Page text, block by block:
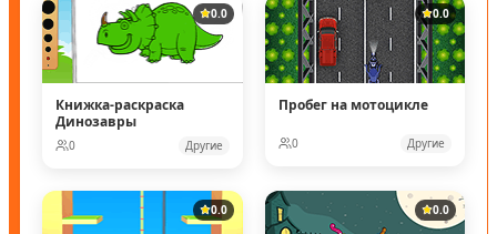
0.0
Книжка-раскраска
Динозавры
0 Другие
0.0
Пробег на мотоцикле
0 Другие
0.0 0.0